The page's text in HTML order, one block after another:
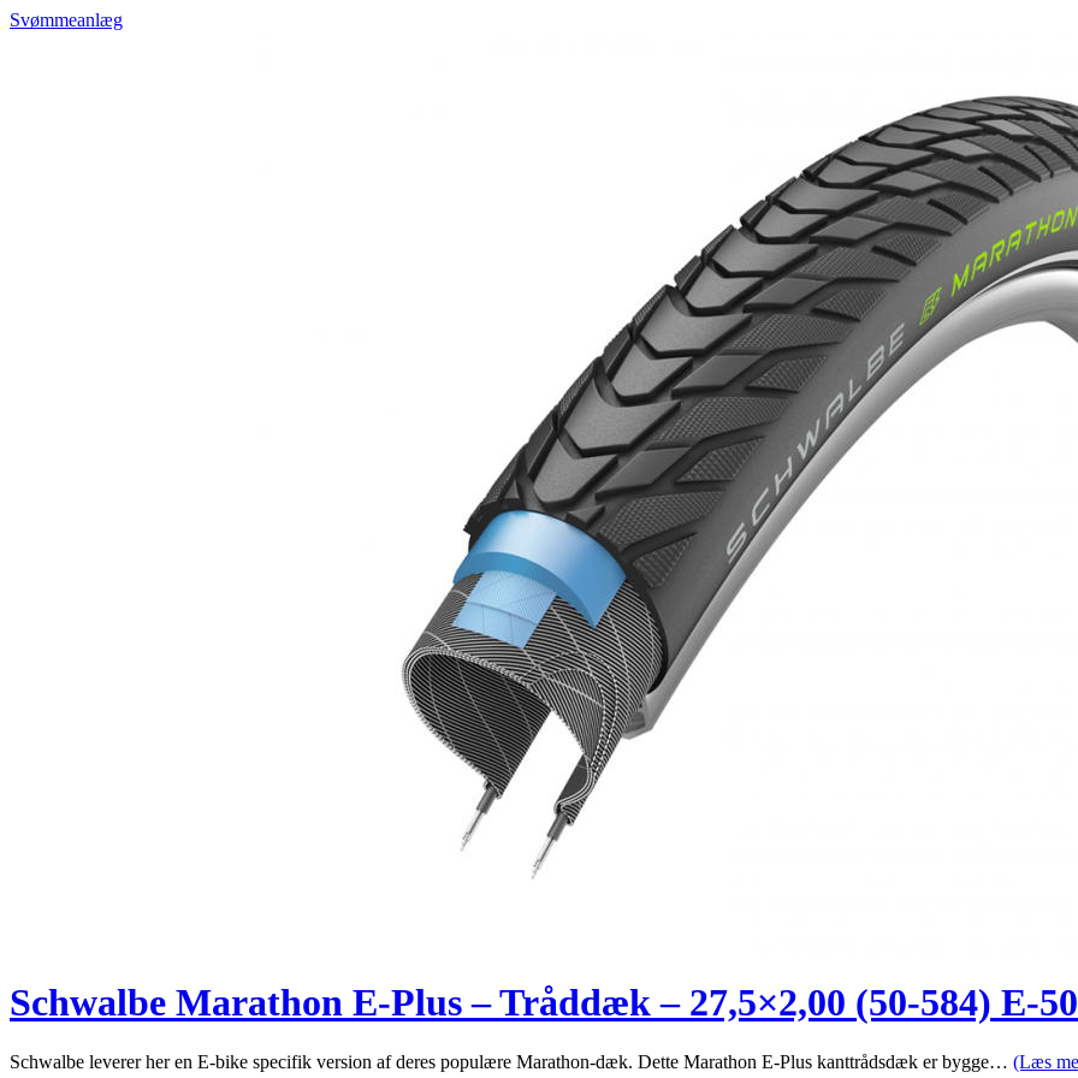
Svømmeanlæg
Schwalbe Marathon E-Plus – Tråddæk – 27,5×2,00 (50-584) E-50
Schwalbe leverer her en E-bike specifik version af deres populære Marathon-dæk. Dette Marathon E-Plus kanttrådsdæk er bygge… (Læs